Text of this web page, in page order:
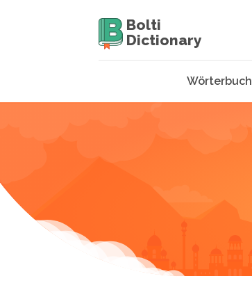
Bolti
Dictionary
Wörterbuch